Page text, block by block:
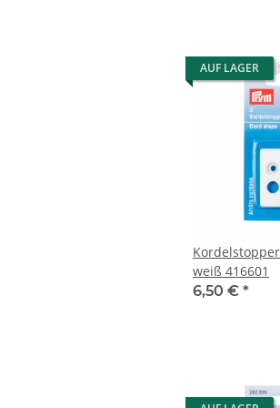
AUF LAGER
weiß 416601
6,50 € *